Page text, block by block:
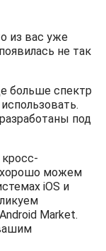
из вас уже
не так
больше спектр
под
хорошо можем
iOS и
Market.